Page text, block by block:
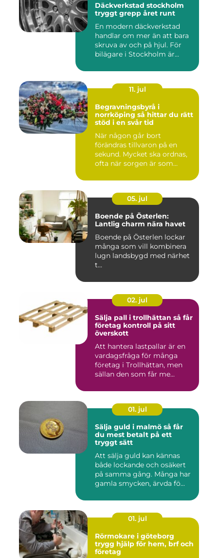
Däckverkstad stockholm
tryggt grepp året runt
En modern däckverkstad
handlar om mer än att bara
skruva av och på hjul. För
bilägare i Stockholm är...
11. jul
Begravningsbyrå i
norrköping så hittar du rätt
stöd i en svår tid
När någon går bort
förändras tillvaron på en
sekund. Mycket ska ordnas,
ofta när sorgen är som
05. jul
Boende på Österlen:
Lantlig charm nära havet
Boende på Österlen lockar
många som vill kombinera
lugn landsbygd med närhet
t...
02. jul
Sälja pall i trollhättan så får
företag kontroll på sitt
överskott
Att hantera lastpallar är en
vardagsfråga för många
företag i Trollhättan, men
sällan den som får me...
01. jul
Sälja guld i malmö så får
du mest betalt på ett
tryggt sätt
Att sälja guld kan kännas
både lockande och osäkert
på samma gång. Många har
gamla smycken, ärvda fö...
01. jul
Rörmokare i göteborg
trygg hjälp för hem, brf och
företag